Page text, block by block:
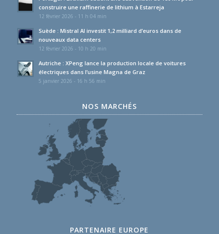
construire une raffinerie de lithium à Estarreja
12 février 2026 - 11 h 04 min
Suède : Mistral AI investit 1,2 milliard d’euros dans de
nouveaux data centers
12 février 2026 - 10 h 20 min
Autriche : XPeng lance la production locale de voitures
électriques dans l’usine Magna de Graz
5 janvier 2026 - 16 h 56 min
NOS MARCHÉS
PARTENAIRE EUROPE